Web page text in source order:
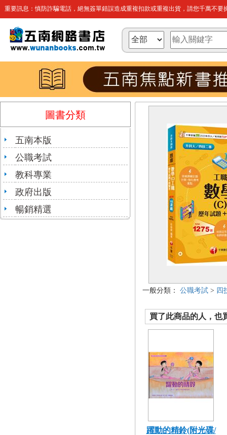
重要訊息：慎防詐騙電話，絕無簽單錯誤造成重複扣款或重複出貨，請您千萬不要
圖書分類
五南本版
公職考試
教科專業
政府出版
暢銷精選
一般分類： 公職考試 > 四
買了此商品的人，也
躍動的精鈴(附光碟/